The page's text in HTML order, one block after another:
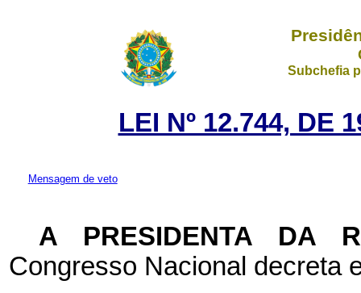
Subchefia
LEI Nº 12.744, DE
Mensagem de veto
A PRESIDENTA DA
Congresso Nacional decreta